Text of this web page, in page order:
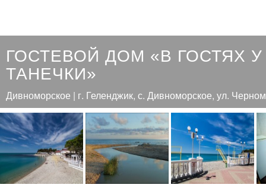
ГОСТЕВОЙ ДОМ «В ГОСТЯХ У
ТАНЕЧКИ»
Дивноморское | г. Геленджик, с. Дивноморское, ул.